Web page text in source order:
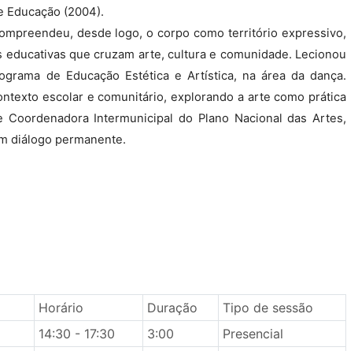
Educação (2004).
desde logo, o corpo como território expressivo,
que cruzam arte, cultura e comunidade. Lecionou
de Educação Estética e Artística, na área da dança.
escolar e comunitário, explorando a arte como prática
Intermunicipal do Plano Nacional das Artes,
diálogo permanente.
Horário Duração
Tipo de sessão
14:30 - 17:30 3:00
Presencial